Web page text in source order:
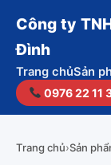
Công ty
Đình
Trang chủSản
0976 22 11
Trang chủ›Sản